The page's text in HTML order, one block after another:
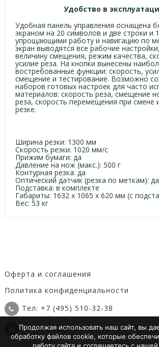
Продолжая использовать наш сайт, вы
обработку файлов cookie, которые
Удобство в
Удобная панель управления оснащена
экраном на 20 символов и две строки и
упрощающими работу и навигацию по
экран выводятся все рабочие
величину смещения, режим качества,
усилие реза. На кнопки вынесены
востребованные функции: скорость,
смещение и тестирование. Возможно
наборов готовых настроек для часто
материалов: скорость реза, смещение
реза, скорость перемещения при смене
резке.
Ширина резки: 1300 мм
Скорость резки: 1020 мм/с
Прижим бумаги: да
Давление на нож (макс.): 500 г
Контурная резка: да
Оптический датчик (резка по меткам): да
Подставка: в комплекте
Габариты: 1632 x 1065 x 620 мм (с
Вес: 53 кг
Оферта и соглашения
Политика конфиденциальности
Тел: +7 (495) 510-32-38
Email: info@itsinks.ru